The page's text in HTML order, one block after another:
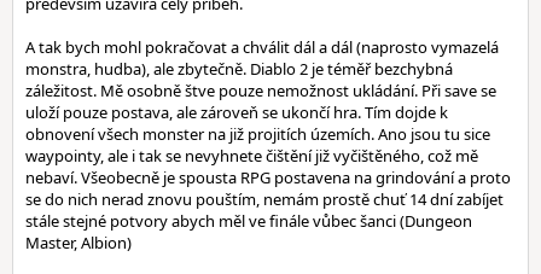
A tak bych mohl pokračovat a chválit dál a dál (naprosto vymazelá
monstra, hudba), ale zbytečně. Diablo 2 je téměř bezchybná
záležitost. Mě osobně štve pouze nemožnost ukládání. Při save se
uloží pouze postava, ale zároveň se ukončí hra. Tím dojde k
obnovení všech monster na již projitích územích. Ano jsou tu sice
waypointy, ale i tak se nevyhnete čištění již vyčištěného, což mě
nebaví. Všeobecně je spousta RPG postavena na grindování a proto
se do nich nerad znovu pouštím, nemám prostě chuť 14 dní zabíjet
stále stejné potvory abych měl ve finále vůbec šanci (Dungeon
Master, Albion)